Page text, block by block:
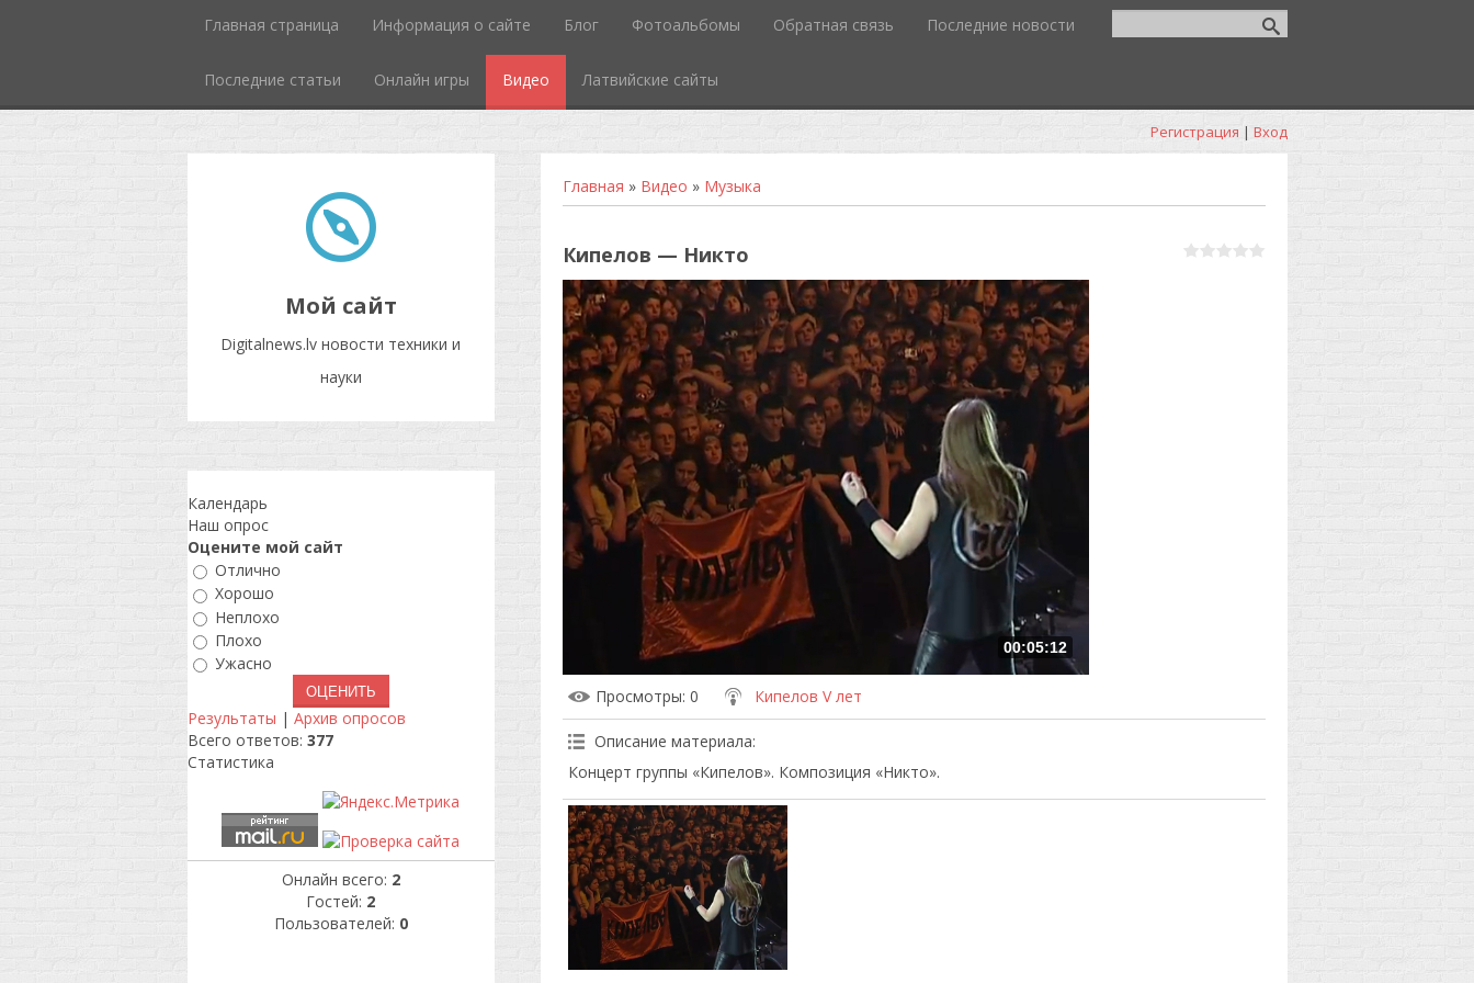
Главная страница Информация о сайте Блог Фотоальбомы Обратная связь Последние новости
Последние статьи Онлайн игры Видео Латвийские сайты
Регистрация | Вход
Мой сайт
Digitalnews.lv новости техники и
науки
Главная » Видео » Музыка
Кипелов — Никто
00:05:12
Просмотры: 0 Кипелов V лет
Описание материала:
Концерт группы «Кипелов». Композиция «Никто».
Календарь
Наш опрос
Оцените мой сайт
Отлично
Хорошо
Неплохо
Плохо
Ужасно
Результаты | Архив опросов
Всего ответов: 377
Статистика
Онлайн всего: 2
Гостей: 2
Пользователей: 0